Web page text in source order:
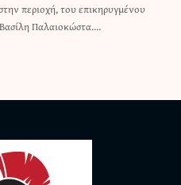
περιοχή, του επικηρυγμένου
Παλαιοκώστα.…